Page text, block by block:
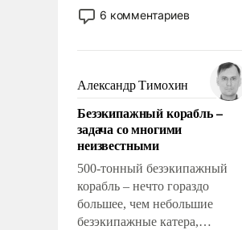
постепенно вытесняя и
отменяя традиционное
мужественным и твердым под
ударами судьбы, брать на себя
ответственность, помогать
слабым, идти вперед и
адаптироваться.
6 комментариев
Александр Тимохин
Безэкипажный корабль –
задача со многими
неизвестными
500-тонный безэкипажный
корабль – нечто гораздо
большее, чем небольшие
безэкипажные катера,